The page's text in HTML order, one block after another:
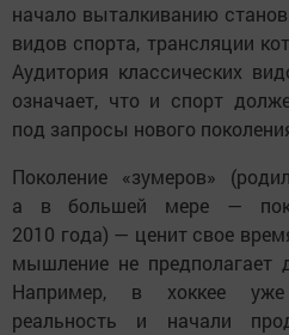
начало выталкиванию
видов спорта, трансляции
Аудитория классических
означает, что и спорт
под запросы нового
Поколение «зумеров»
а в большей мере —
2010 года) — ценит свое
мышление не предполагает
Например, в хоккее
реальность и начали